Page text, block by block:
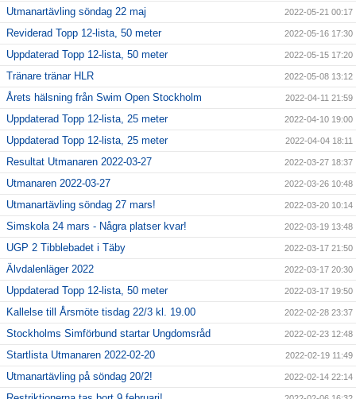
Utmanartävling söndag 22 maj 2022-05-21 00:17
Reviderad Topp 12-lista, 50 meter 2022-05-16 17:30
Uppdaterad Topp 12-lista, 50 meter 2022-05-15 17:20
Tränare tränar HLR 2022-05-08 13:12
Årets hälsning från Swim Open Stockholm 2022-04-11 21:59
Uppdaterad Topp 12-lista, 25 meter 2022-04-10 19:00
Uppdaterad Topp 12-lista, 25 meter 2022-04-04 18:11
Resultat Utmanaren 2022-03-27 2022-03-27 18:37
Utmanaren 2022-03-27 2022-03-26 10:48
Utmanartävling söndag 27 mars! 2022-03-20 10:14
Simskola 24 mars - Några platser kvar! 2022-03-19 13:48
UGP 2 Tibblebadet i Täby 2022-03-17 21:50
Älvdalenläger 2022 2022-03-17 20:30
Uppdaterad Topp 12-lista, 50 meter 2022-03-17 19:50
Kallelse till Årsmöte tisdag 22/3 kl. 19.00 2022-02-28 23:37
Stockholms Simförbund startar Ungdomsråd 2022-02-23 12:48
Startlista Utmanaren 2022-02-20 2022-02-19 11:49
Utmanartävling på söndag 20/2! 2022-02-14 22:14